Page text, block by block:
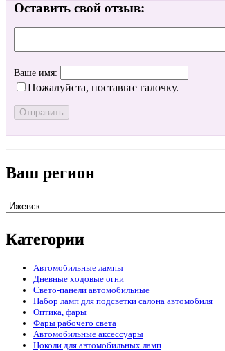
Оставить свой отзыв:
Ваше имя:
Пожалуйста, поставьте галочку.
Ваш регион
Категории
Автомобильные лампы
Дневные ходовые огни
Свето-панели автомобильные
Набор ламп для подсветки салона автомобиля
Оптика, фары
Фары рабочего света
Автомобильные аксессуары
Цоколи для автомобильных ламп